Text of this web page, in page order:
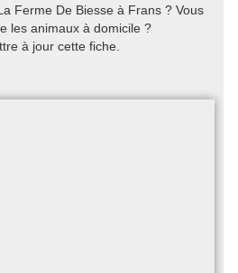
Ferme De Biesse à Frans ? Vous
les animaux à domicile ?
à jour cette fiche.